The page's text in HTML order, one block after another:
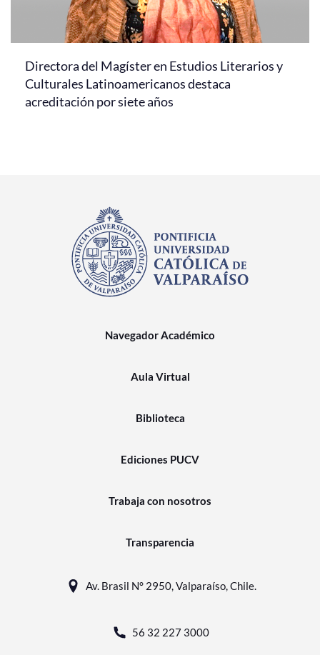
Directora del Magíster en Estudios Literarios y
Culturales Latinoamericanos destaca
acreditación por siete años
Navegador Académico
Aula Virtual
Biblioteca
Ediciones PUCV
Trabaja con nosotros
Transparencia
Av. Brasil N° 2950, Valparaíso, Chile.
56 32 227 3000